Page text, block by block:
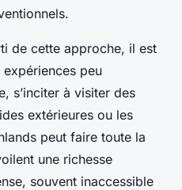
de cette approche, il est
peu
s’inciter à visiter des
extérieures ou les
peut faire toute la
une richesse
souvent inaccessible